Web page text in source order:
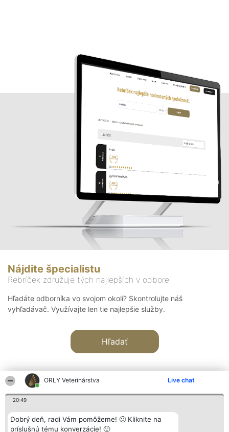
ORLY Veterinárstva Live chat
20:49
Dobrý deň, radi Vám pomôžeme! 🙂 Kliknite na
príslušnú tému konverzácie! 🙂
Nájdite špecialistu
Rebríček združuje tých najlepších v odbore
Hľadáte odborníka vo svojom okolí? Skontrolujte náš
vyhľadávač. Využívajte len tie najlepšie služby.
Hľadať
Organizátor hodnotenia
Bright Side Solutions sp. z o.
Hodnotenie
Laureáti
Kontakt
Kontakt